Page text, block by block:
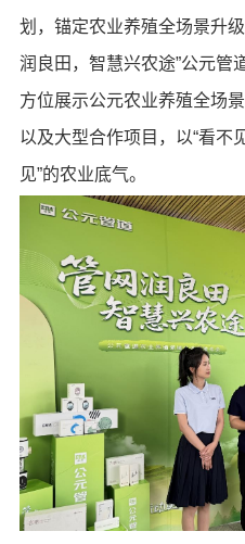
划，锚定农业养殖全场景升
润良田，智慧兴农途”公元管
方位展示公元农业养殖全场
以及大型合作项目，以“看不
见”的农业底气。